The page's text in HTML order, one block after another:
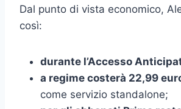
Dal punto di vista economico,
così:
durante l’Accesso
a regime costerà 22,99
come servizio standalone;